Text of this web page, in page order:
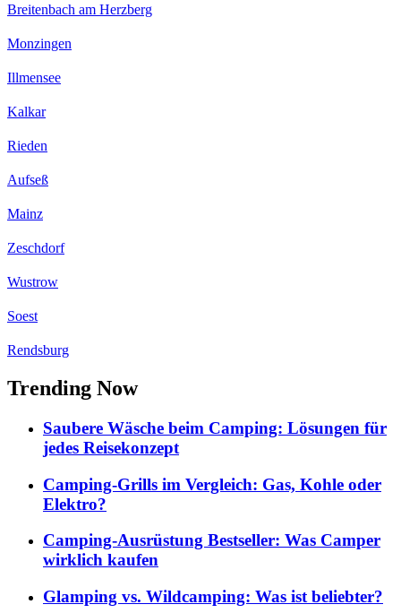
Breitenbach am Herzberg
Monzingen
Illmensee
Kalkar
Rieden
Aufseß
Mainz
Zeschdorf
Wustrow
Soest
Rendsburg
Trending Now
Saubere Wäsche beim Camping: Lösungen für
jedes Reisekonzept
Camping-Grills im Vergleich: Gas, Kohle oder
Elektro?
Camping-Ausrüstung Bestseller: Was Camper
wirklich kaufen
Glamping vs. Wildcamping: Was ist beliebter?